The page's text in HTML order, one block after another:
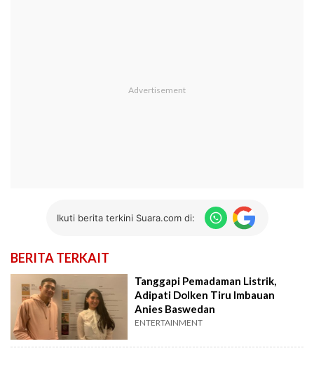
Ikuti berita terkini Suara.com di:
BERITA TERKAIT
Tanggapi Pemadaman Listrik,
Adipati Dolken Tiru Imbauan
Anies Baswedan
ENTERTAINMENT